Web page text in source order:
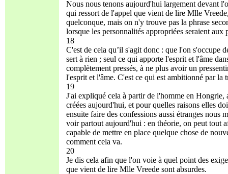
Nous nous tenons aujourd'hui largement devant
qui ressort de l'appel que vient de lire Mlle
quelconque, mais on n'y trouve pas la phrase
lorsque les personnalités appropriées seraient aux
18
C'est de cela qu’il s'agit donc : que l'on s'occupe
sert à rien ; seul ce qui apporte l'esprit et l'âme
complètement pressés, à ne plus avoir un
l'esprit et l'âme. C'est ce qui est ambitionné par la
19
J'ai expliqué cela à partir de l'homme en
créées aujourd'hui, et pour quelles raisons elles
ensuite faire des confessions aussi étranges nous
voir partout aujourd'hui : en théorie, on peut tout
capable de mettre en place quelque chose de
comment cela va.
20
Je dis cela afin que l'on voie à quel point des
que vient de lire Mlle Vreede sont absurdes.